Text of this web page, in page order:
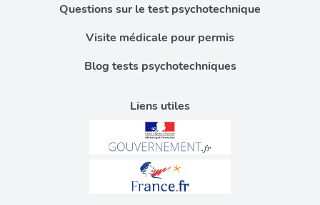
Liens utiles
Questions sur le test psychotechnique
Visite médicale pour permis
Blog tests psychotechniques